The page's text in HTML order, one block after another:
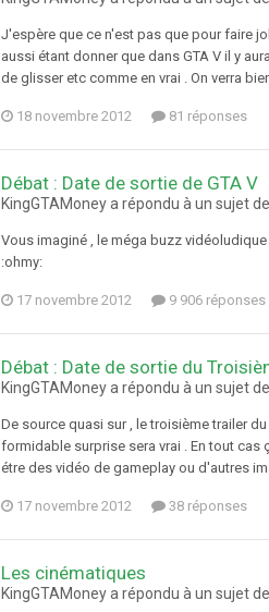
J'espère que ce n'est pas que pour faire
aussi étant donner que dans GTA V il y
de glisser etc comme en vrai . On verra
18 novembre 2012 81 réponses
Débat : Date de sortie de GTA V
KingGTAMoney a répondu à un sujet
Vous imaginé , le méga buzz vidéoludique
:ohmy:
17 novembre 2012 9 906 réponses
Débat : Date de sortie du
KingGTAMoney a répondu à un sujet
De source quasi sur , le troisième trailer
formidable surprise sera vrai . En tout cas
étre des vidéo de gameplay ou d'autres
17 novembre 2012 38 réponses
Les cinématiques
KingGTAMoney a répondu à un sujet